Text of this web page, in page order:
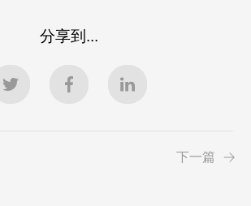
分享到...
下一篇